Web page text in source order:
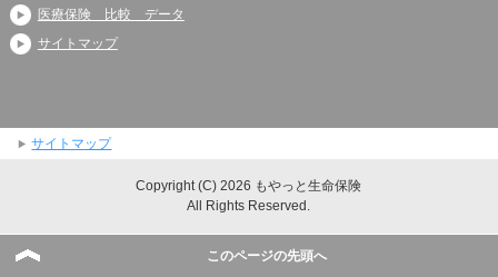
医療保険 比較 データ
サイトマップ
サイトマップ
Copyright (C) 2026 もやっと生命保険
All Rights Reserved.
このページの先頭へ